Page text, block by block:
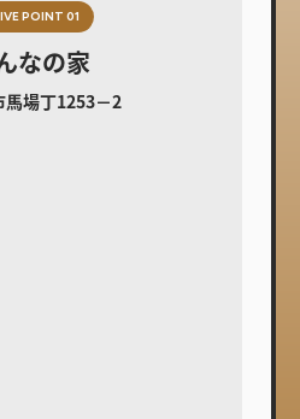
POINT 01
なの家
馬場丁1253－2